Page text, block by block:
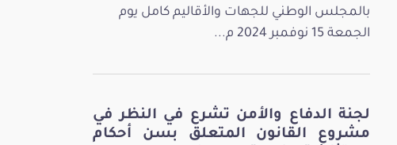
بالمجلس الوطني للجهات والأقاليم كامل يوم
الجمعة 15 نوفمبر 2024 م...
لجنة الدفاع والأمن تشرع في النظر في
مشروع القانون المتعلق بسن أحكام